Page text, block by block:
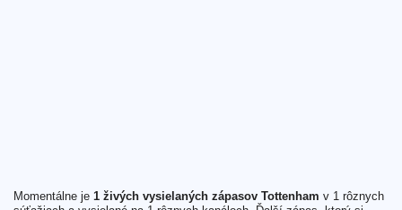
Momentálne je 1 živých vysielaných zápasov Tottenham v 1 rôznych